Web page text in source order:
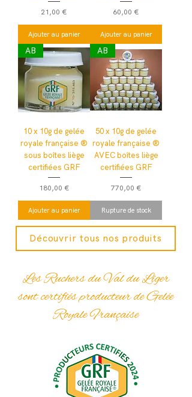
Prix
21,00 €
Ajouter au panier
Prix
60,00 €
Ajouter au panier
AB
10 x 10g de gelée
royale française ®
sous boîtes liège
certifiées GRF
Prix
180,00 €
Ajouter au panier
AB
50 x 10g de gelée
royale française ®
AVEC boîtes liège
certifiées GRF
Prix
770,00 €
Rupture de stock
Découvrir tous nos produits
Les Ruchers du Val du Liger
sont certifiés producteur de Gelée
Royale Française